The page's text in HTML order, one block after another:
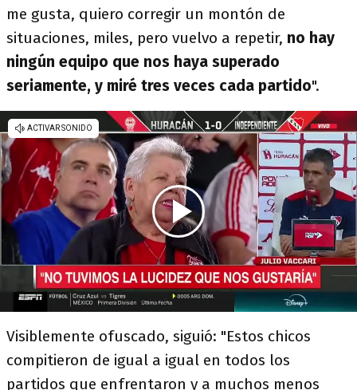
me gusta, quiero corregir un montón de
situaciones, miles, pero vuelvo a repetir, no hay
ningún equipo que nos haya superado
seriamente, y miré tres veces cada partido".
Visiblemente ofuscado, siguió: "Estos chicos
compitieron de igual a igual en todos los
partidos que enfrentaron y a muchos menos